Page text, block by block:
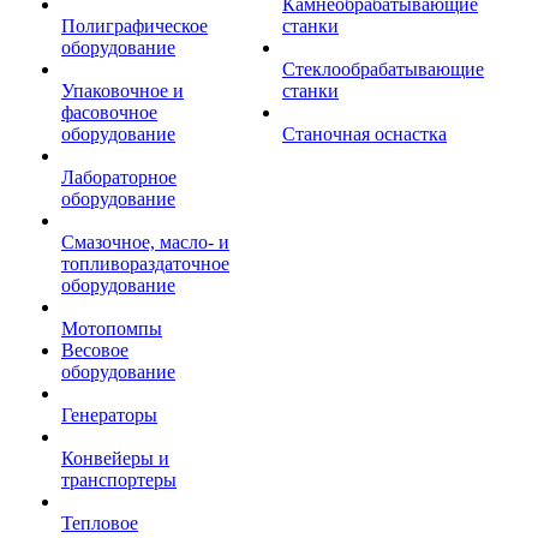
Полиграфическое
оборудование
Упаковочное и
фасовочное
оборудование
Лабораторное
оборудование
Смазочное, масло- и
топливораздаточное
оборудование
Мотопомпы
Весовое
оборудование
Генераторы
Конвейеры и
транспортеры
Тепловое
Камнеобрабатывающие
станки
Стеклообрабатывающие
станки
Станочная оснастка